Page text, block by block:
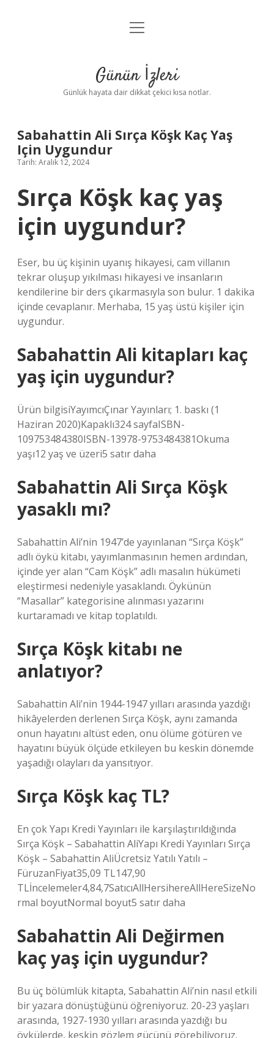
Anasayfa
Yasal Uyarı
menüyü
Günün İzleri
Günlük hayata dair dikkat çekici kısa notlar.
Sabahattin Ali Sırça Köşk Kaç Yaş
Için Uygundur
Tarih: Aralık 12, 2024
Sırça Köşk kaç yaş
için uygundur?
Eser, bu üç kişinin uyanış hikayesi, cam villanın
tekrar oluşup yıkılması hikayesi ve insanların
kendilerine bir ders çıkarmasıyla son bulur. 1 dakika
içinde cevaplanır. Merhaba, 15 yaş üstü kişiler için
uygundur.
Sabahattin Ali kitapları kaç
yaş için uygundur?
Ürün bilgisiYayımcı‎Çınar Yayınları; 1. baskı (1
Haziran 2020)Kapaklı‎324 sayfaISBN-
10‎9753484380ISBN-13‎978-9753484381Okuma
yaşı‎12 yaş ve üzeri5 satır daha
Sabahattin Ali Sırça Köşk
yasaklı mı?
Sabahattin Ali’nin 1947’de yayınlanan “Sırça Köşk”
adlı öykü kitabı, yayımlanmasının hemen ardından,
içinde yer alan “Cam Köşk” adlı masalın hükümeti
eleştirmesi nedeniyle yasaklandı. Öykünün
“Masallar” kategorisine alınması yazarını
kurtaramadı ve kitap toplatıldı.
Sırça Köşk kitabı ne
anlatıyor?
Sabahattin Ali’nin 1944-1947 yılları arasında yazdığı
hikâyelerden derlenen Sırça Köşk, aynı zamanda
onun hayatını altüst eden, onu ölüme götüren ve
hayatını büyük ölçüde etkileyen bu keskin dönemde
yaşadığı olayları da yansıtıyor.
Sırça Köşk kaç TL?
En çok Yapı Kredi Yayınları ile karşılaştırıldığında
Sırça Köşk – Sabahattin AliYapı Kredi Yayınları Sırça
Köşk – Sabahattin AliÜcretsiz Yatılı Yatılı –
FüruzanFiyat35,09 TL147,90
TLİncelemeler4,84,7SatıcıAllHersihereAllHereSizeNo
rmal boyutNormal boyut5 satır daha
Sabahattin Ali Değirmen
kaç yaş için uygundur?
Bu üç bölümlük kitapta, Sabahattin Ali’nin nasıl etkili
bir yazara dönüştüğünü öğreniyoruz. 20-23 yaşları
arasında, 1927-1930 yılları arasında yazdığı bu
öykülerde, keskin gözlem gücünü görebiliyoruz.